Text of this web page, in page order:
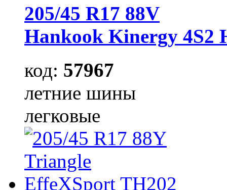
205/45 R17 88V
Hankook Kinergy 4S2
код: 57967
летние шины
легковые